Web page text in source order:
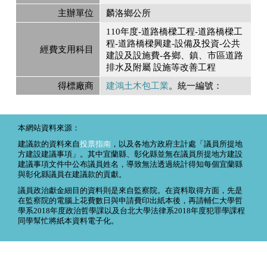
主辦單位
麟洛鄉公所
經費支用科目
110年度-道路橋樑工程-道路橋樑工
程-道路橋樑興建-設備及投資-公共
建設及設施費-各鄉、鎮、市區道路
排水及附屬 設施等改善工程
得標廠商
建鴻土木包工業。統一編號：
本網站資料來源：
建議款的資料來自投票指南 ，以及各地方政府主計處「議員所提地
方建設建議事項」。其中宜蘭縣、彰化縣並無在議員所提地方建設
建議事項文件中公布議員姓名，導致無法透過統計得知每個宜蘭縣
與彰化縣議員在建議款的貢獻。
議員政治獻金細目的資料則是來自監察院。在資料取得方面，先是
在監察院的電腦上花費數日與申請費印出紙本後，再請輔仁大學哲
學系2018年度政治哲學課以及台北大學法律系2018年度犯罪學課程
同學幫忙將紙本資料電子化。